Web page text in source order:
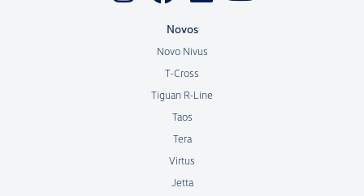
Novos
Novo Nivus
T-Cross
Tiguan R-Line
Taos
Tera
Virtus
Jetta